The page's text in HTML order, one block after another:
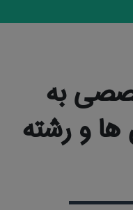
به
ها و رشته